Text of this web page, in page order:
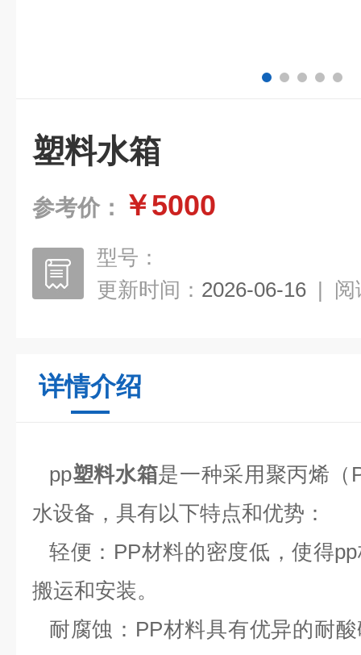
塑料水箱
参考价： ￥5000
型号：
更新时间： 2026-06-16 | 阅
详情介绍
pp塑料水箱是一种采用聚丙烯（
水设备，具有以下特点和优势：
轻便： PP材料的密度低，使得
搬运和安装。
耐腐蚀： PP材料具有优异的耐